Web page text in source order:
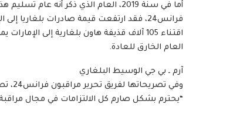
أما في سنة 2019، العام الذي ذكر أنه
اقتناء 105 آلاف قذيفة هاون بلغارية إلى
العام الخارق للعادة.
آرم ـ بي جي الوسيط البلغاري
وفي
“يحترم بشكل صارم كل الالتزامات في مجال